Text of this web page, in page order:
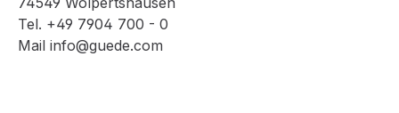
Tel. +49 7904 700 - 0
Mail info@guede.com